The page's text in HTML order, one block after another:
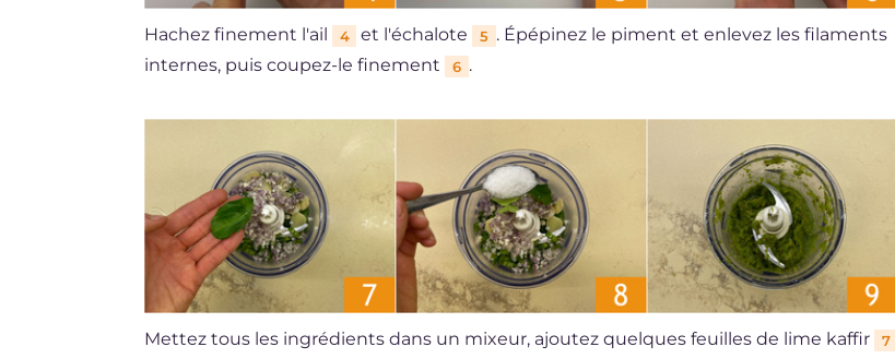
Hachez finement l'ail 4 et l'échalote 5 . Épépinez le piment et enlevez les filaments
internes, puis coupez-le finement
6 .
Mettez tous les ingrédients dans un mixeur, ajoutez quelques feuilles de lime kaffir 7